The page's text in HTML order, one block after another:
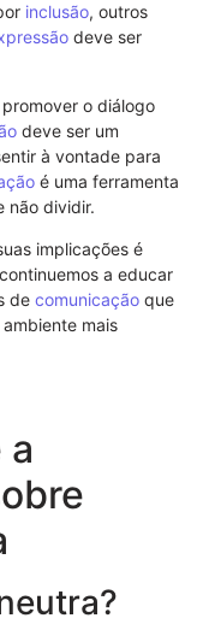
inclusão, outros
deve ser
o diálogo
deve ser um
à vontade para
é uma ferramenta
não dividir.
implicações é
a educar
de comunicação que
mais